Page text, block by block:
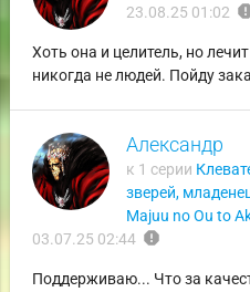
23.08.25 01:02
Хоть она и целитель, но
никогда не людей. Пойду
Александр
к 1 серии
зверей,
Majuu no Ou to
03.07.25 02:44 report
Поддерживаю... Что за